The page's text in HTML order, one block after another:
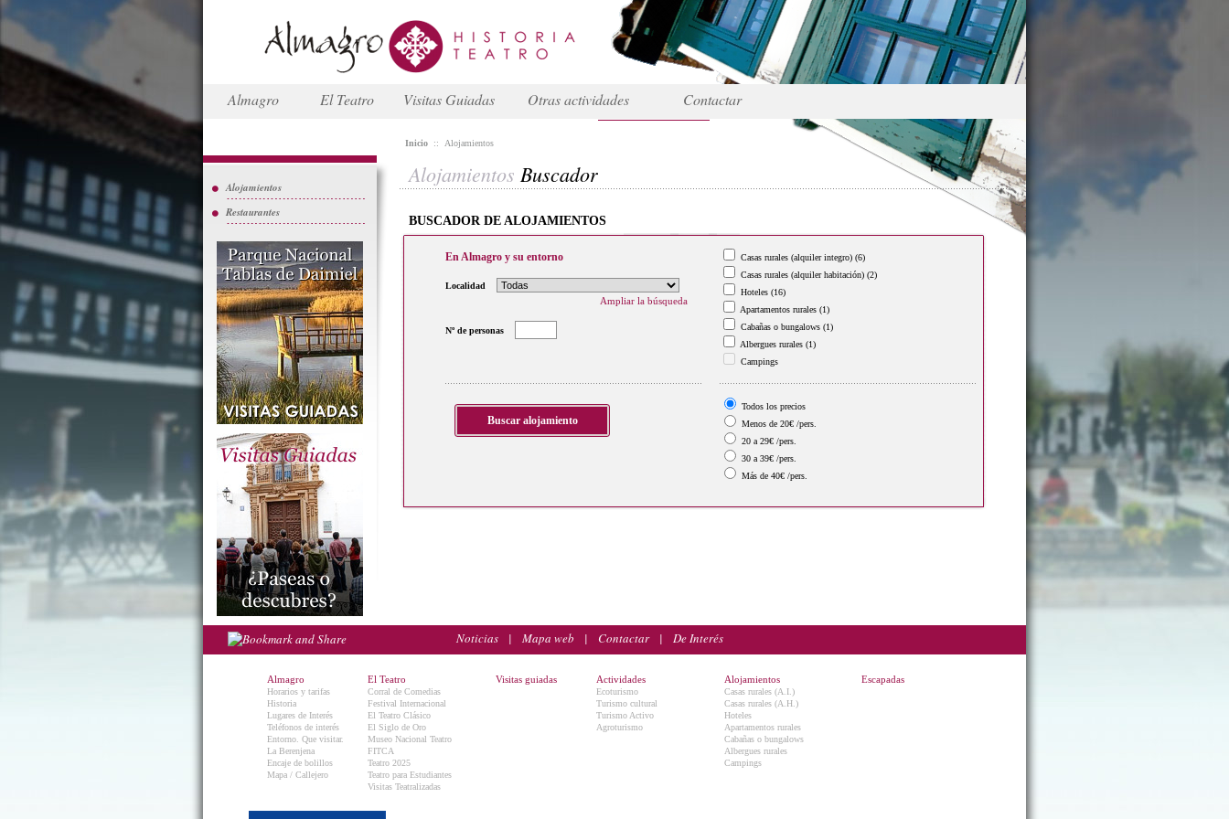
Almagro El Teatro Visitas Guiadas Otras actividades Contactar
Alojamientos
Restaurantes
Inicio :: Alojamientos
Alojamientos Buscador
BUSCADOR DE ALOJAMIENTOS
En Almagro y su entorno
Localidad
Ampliar la búsqueda
Nº de personas
Casas rurales (alquiler integro) (6)
Casas rurales (alquiler habitación) (2)
Hoteles (16)
Apartamentos rurales (1)
Cabañas o bungalows (1)
Albergues rurales (1)
Campings
Todos los precios
Menos de 20€ /pers.
20 a 29€ /pers.
30 a 39€ /pers.
Más de 40€ /pers.
Noticias | Mapa web | Contactar| De Interés
Almagro
Horarios y tarifas
Historia
Lugares de Interés
Teléfonos de interés
Entorno. Que visitar.
La Berenjena
Encaje de bolillos
Mapa / Callejero
El Teatro
Corral de Comedias
Festival Internacional
El Teatro Clásico
El Siglo de Oro
Museo Nacional Teatro
FITCA
Teatro 2025
Teatro para Estudiantes
Visitas Teatralizadas
Visitas guiadas Actividades
Ecoturismo
Turismo cultural
Turismo Activo
Agroturismo
Alojamientos
Casas rurales (A.I.)
Casas rurales (A.H.)
Hoteles
Apartamentos rurales
Cabañas o bungalows
Albergues rurales
Campings
Escapadas